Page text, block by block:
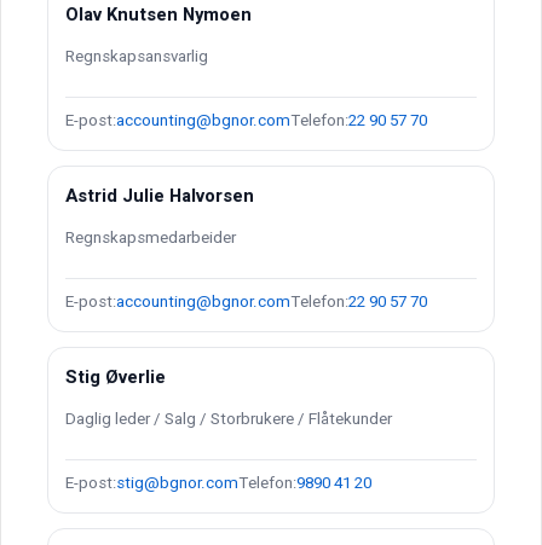
Olav Knutsen Nymoen
Regnskapsansvarlig
E-post:accounting@bgnor.comTelefon:22 90 57 70
Astrid Julie Halvorsen
Regnskapsmedarbeider
E-post:accounting@bgnor.comTelefon:22 90 57 70
Stig Øverlie
Daglig leder / Salg / Storbrukere / Flåtekunder
E-post:stig@bgnor.comTelefon:9890 41 20